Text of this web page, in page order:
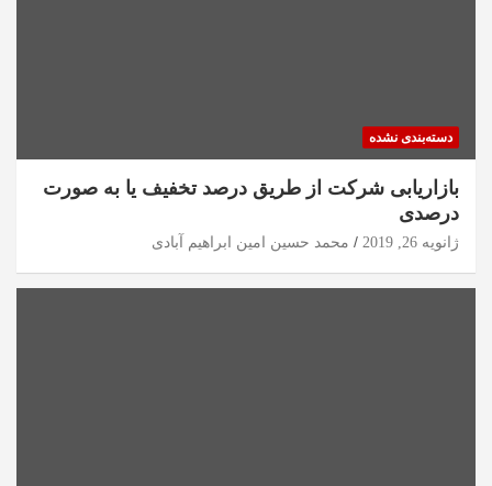
دسته‌بندی نشده
بازاریابی شرکت از طریق درصد تخفیف یا به صورت
درصدی
ژانویه 26, 2019 محمد حسین امین ابراهیم آبادی